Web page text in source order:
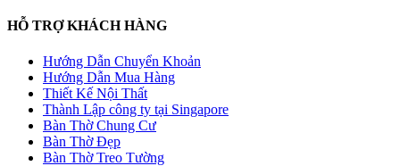
HỖ TRỢ KHÁCH HÀNG
Hướng Dẫn Chuyển Khoản
Hướng Dẫn Mua Hàng
Thiết Kế Nội Thất
Thành Lập công ty tại Singapore
Bàn Thờ Chung Cư
Bàn Thờ Đẹp
Bàn Thờ Treo Tường